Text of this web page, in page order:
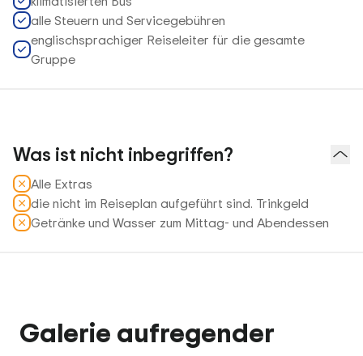
alle Steuern und Servicegebühren
englischsprachiger Reiseleiter für die gesamte
Gruppe
Was ist nicht inbegriffen?
Alle Extras
die nicht im Reiseplan aufgeführt sind. Trinkgeld
Getränke und Wasser zum Mittag- und Abendessen
Galerie aufregender